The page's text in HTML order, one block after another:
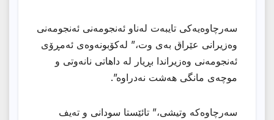
سەرچاوەیەكی تایبەت لەناو ئەنجومەنی ئەنجومەنی
وەزیرانی عێراق بەى وت،” لەكۆبونەوەی ئەمڕۆی
ئەنجومەنی وەزیراندا بڕیار لە داهاتی نانەوتی و
موچەی مانگی هەشت نەدراوە”.
سەرچاوەكە وتیشی،” تائێستا سودانی و تەیف